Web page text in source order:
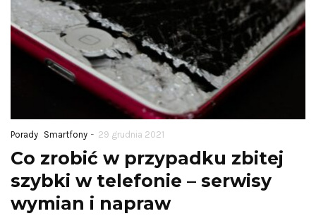
Porady Smartfony - 29 grudnia 2021
Co zrobić w przypadku zbitej
szybki w telefonie – serwisy
wymian i napraw